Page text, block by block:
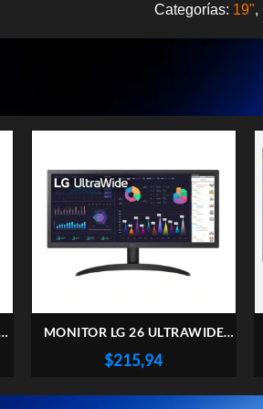
Categorías: 19",
MONITOR LG 26 ULTRAWIDE
26WQ500-B WFHD NARROW
BEZEL (II) (7952)
$215,94